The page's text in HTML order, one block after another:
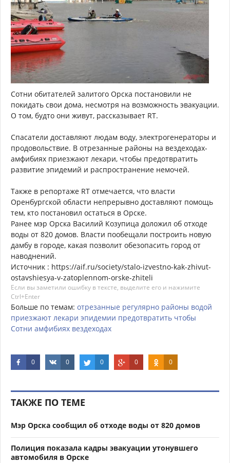
Сотни обитателей залитого Орска постановили не
покидать свои дома, несмотря на возможность эвакуации.
О том, будто они живут, рассказывает RT.
Спасатели доставляют людам воду, электрогенераторы и
продовольствие. В отрезанные районы на вездеходах-
амфибиях приезжают лекари, чтобы предотвратить
развитие эпидемий и распространение немочей.
Также в репортаже RT отмечается, что власти
Оренбургской области непрерывно доставляют помощь
тем, кто постановил остаться в Орске.
Ранее мэр Орска Василий Козупица доложил об отходе
воды от 820 домов. Власти пообещали построить новую
дамбу в городе, какая позволит обезопасить город от
наводнений.
Источник : https://aif.ru/society/stalo-izvestno-kak-zhivut-
ostavshiesya-v-zatoplennom-orske-zhiteli
Если вы заметили ошибку в тексте, выделите его и нажимите
Ctrl+Enter
Больше по темам: отрезанные регулярно районы водой
приезжают лекари эпидемии предотвратить чтобы
Сотни амфибиях вездеходах
0 0 0 0 0
ТАКЖЕ ПО ТЕМЕ
Мэр Орска сообщил об отходе воды от 820 домов
Полиция показала кадры эвакуации утонувшего
автомобиля в Орске